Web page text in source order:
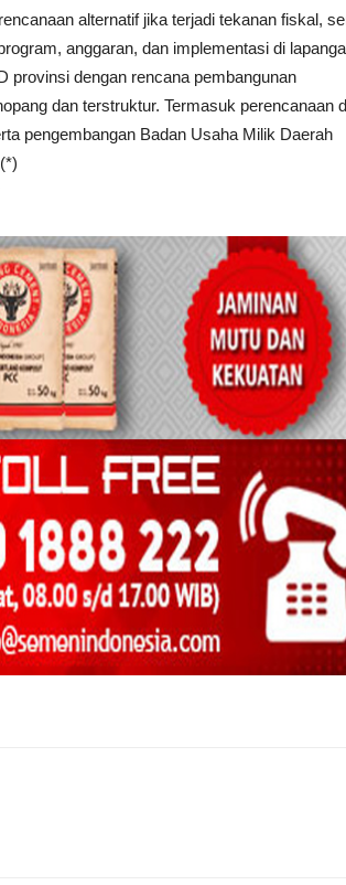
alternatif jika terjadi tekanan fiskal,
anggaran, dan implementasi di
provinsi dengan rencana pembangunan
dan terstruktur. Termasuk perencanaan
pengembangan Badan Usaha Milik Daerah